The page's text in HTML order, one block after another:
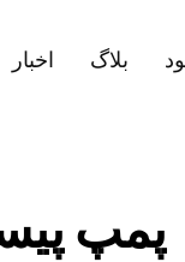
اخبار بلاگ
پمپ